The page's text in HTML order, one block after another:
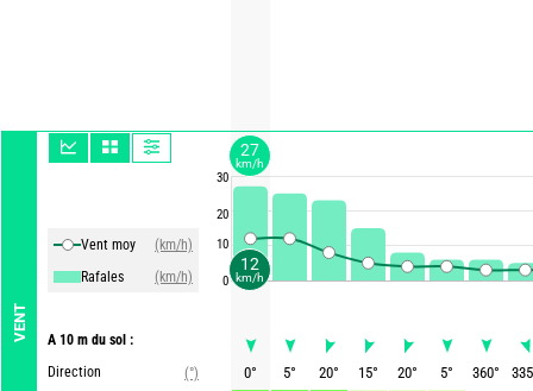
VENT
Vent moy
(km/h)
Rafales
(km/h)
A 10 m du sol :
Direction
(°)
30
20
10
0
0° 5° 20° 15° 20° 5° 360°
335
12
km/h
27
km/h